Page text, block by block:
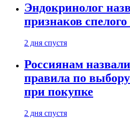
Эндокринолог
признаков спелого
2 дня спустя
Россиянам
правила по
при покупке
2 дня спустя